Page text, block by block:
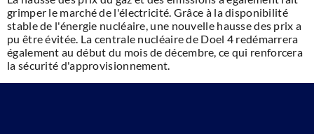
grimper le marché de l'électricité. Grâce à la disponibilité
stable de l'énergie nucléaire, une nouvelle hausse des prix a
pu être évitée. La centrale nucléaire de Doel 4 redémarrera
également au début du mois de décembre, ce qui renforcera
la sécurité d'approvisionnement.